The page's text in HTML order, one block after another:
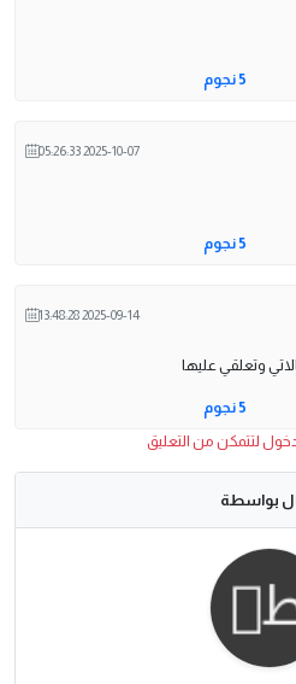
5 نجوم
2025-10-07 05:26:33
5 نجوم
2025-09-14 13:48:28
وتعلقي عليها
5 نجوم
لتتمكن من التعليق
بواسطة